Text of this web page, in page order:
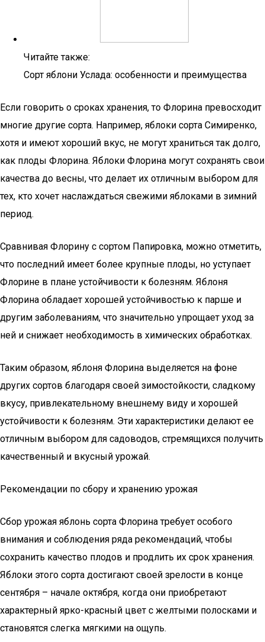
Читайте также:
Сорт яблони Услада: особенности и преимущества
Если говорить о сроках хранения, то Флорина превосходит
многие другие сорта. Например, яблоки сорта Симиренко,
хотя и имеют хороший вкус, не могут храниться так долго,
как плоды Флорина. Яблоки Флорина могут сохранять свои
качества до весны, что делает их отличным выбором для
тех, кто хочет наслаждаться свежими яблоками в зимний
период.
Сравнивая Флорину с сортом Папировка, можно отметить,
что последний имеет более крупные плоды, но уступает
Флорине в плане устойчивости к болезням. Яблоня
Флорина обладает хорошей устойчивостью к парше и
другим заболеваниям, что значительно упрощает уход за
ней и снижает необходимость в химических обработках.
Таким образом, яблоня Флорина выделяется на фоне
других сортов благодаря своей зимостойкости, сладкому
вкусу, привлекательному внешнему виду и хорошей
устойчивости к болезням. Эти характеристики делают ее
отличным выбором для садоводов, стремящихся получить
качественный и вкусный урожай.
Рекомендации по сбору и хранению урожая
Сбор урожая яблонь сорта Флорина требует особого
внимания и соблюдения ряда рекомендаций, чтобы
сохранить качество плодов и продлить их срок хранения.
Яблоки этого сорта достигают своей зрелости в конце
сентября – начале октября, когда они приобретают
характерный ярко-красный цвет с желтыми полосками и
становятся слегка мягкими на ощупь.